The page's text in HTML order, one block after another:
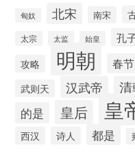
匈奴 北宋 南宋
太宗 太监 始皇 孔
攻略 明朝 春节
武则天 汉武帝
的是 皇后 皇
西汉 诗人 都是